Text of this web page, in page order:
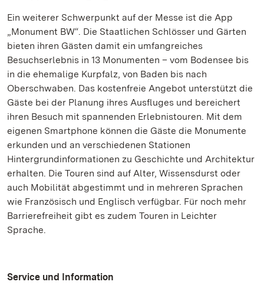
Ein weiterer Schwerpunkt auf der Messe ist die App
„Monument BW“. Die Staatlichen Schlösser und Gärten
bieten ihren Gästen damit ein umfangreiches
Besuchserlebnis in 13 Monumenten – vom Bodensee bis
in die ehemalige Kurpfalz, von Baden bis nach
Oberschwaben. Das kostenfreie Angebot unterstützt die
Gäste bei der Planung ihres Ausfluges und bereichert
ihren Besuch mit spannenden Erlebnistouren. Mit dem
eigenen Smartphone können die Gäste die Monumente
erkunden und an verschiedenen Stationen
Hintergrundinformationen zu Geschichte und Architektur
erhalten. Die Touren sind auf Alter, Wissensdurst oder
auch Mobilität abgestimmt und in mehreren Sprachen
wie Französisch und Englisch verfügbar. Für noch mehr
Barrierefreiheit gibt es zudem Touren in Leichter
Sprache.
Service und Information